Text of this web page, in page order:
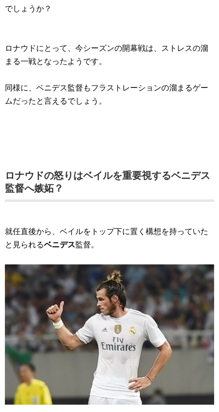
でしょうか？
ロナウドにとって、今シーズンの開幕戦は、ストレスの溜
まる一戦となったようです。
同様に、ベニデス監督もフラストレーションの溜まるゲー
ムだったと言えるでしょう。
ロナウドの怒りはベイルを重要視するベニデス
監督へ嫉妬？
就任直後から、ベイルをトップ下に置く構想を持っていた
と見られるベニデス監督。